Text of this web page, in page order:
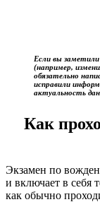
Если вы
(например,
обязательно
исправили
актуальность
Как
Экзамен по
и включает в себя
как обычно